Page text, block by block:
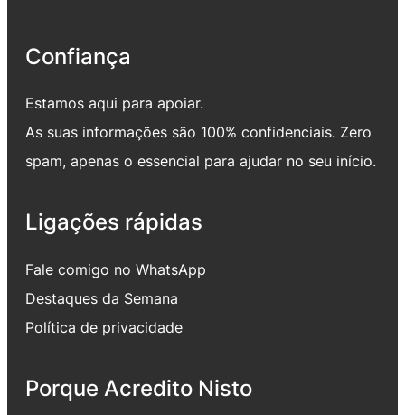
Confiança
Estamos aqui para apoiar.
As suas informações são 100% confidenciais. Zero
spam, apenas o essencial para ajudar no seu início.
Ligações rápidas
Fale comigo no WhatsApp
Destaques da Semana
Política de privacidade
Porque Acredito Nisto